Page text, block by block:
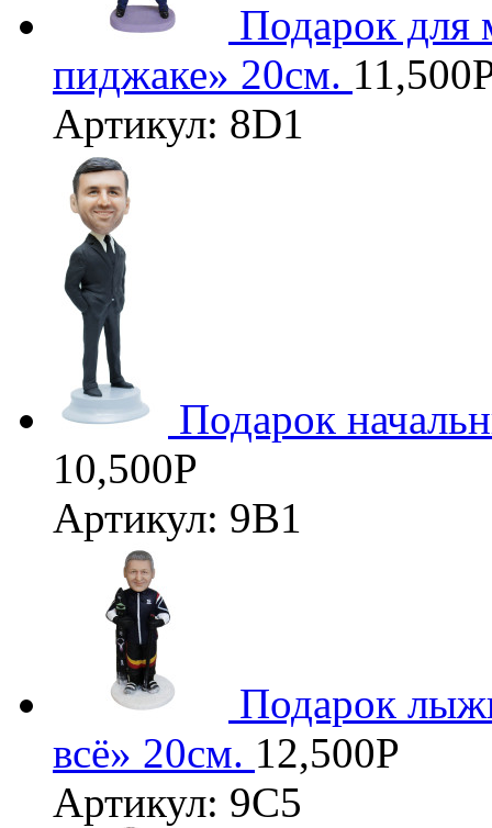
Подарок
пиджаке» 20см. 11,500
Артикул: 8D1
Подарок
10,500Р
Артикул: 9В1
Подарок
всё» 20см. 12,500Р
Артикул: 9С5